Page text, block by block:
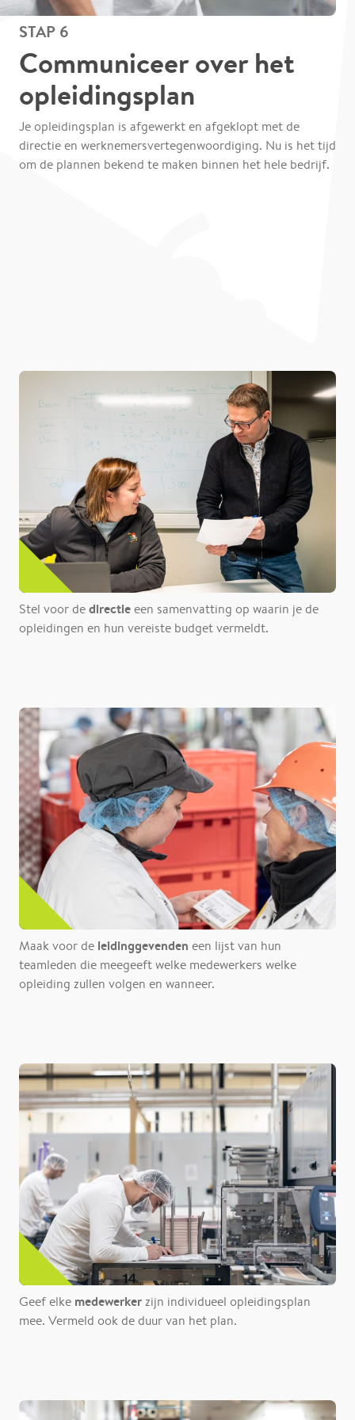
Communiceer over het
opleidingsplan
STAP 6
Je opleidingsplan is afgewerkt en afgeklopt met de
directie en werknemersvertegenwoordiging. Nu is het tijd
om de plannen bekend te maken binnen het hele bedrijf.
Stel voor dedirectieeen samenvatting op waarin je de
opleidingen en hun vereiste budget vermeldt.
Maak voor de leidinggevenden een lijst van hun
teamleden die meegeeft welke medewerkers welke
opleiding zullen volgen en wanneer.
Geef elke medewerkerzijn individueel opleidingsplan
mee. Vermeld ook de duur van het plan.